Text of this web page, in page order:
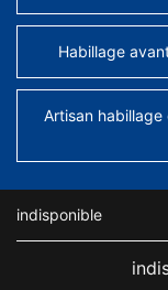
Habillage
Artisan
indisponible